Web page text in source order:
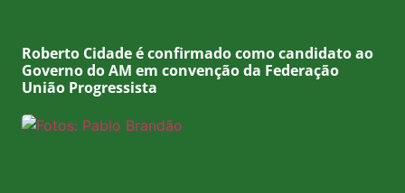
Roberto Cidade é confirmado como candidato ao
Governo do AM em convenção da Federação
União Progressista